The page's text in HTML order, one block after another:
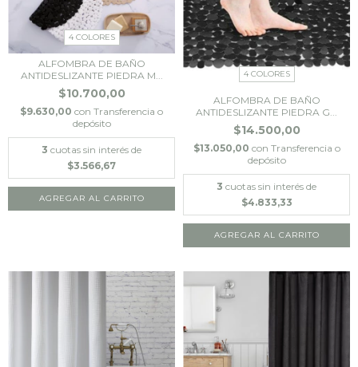
4 COLORES
ALFOMBRA DE BAÑO
ANTIDESLIZANTE PIEDRA M...
$10.700,00
$9.630,00 con Transferencia o
depósito
3 cuotas sin interés de
$3.566,67
AGREGAR AL CARRITO
4 COLORES
ALFOMBRA DE BAÑO
ANTIDESLIZANTE PIEDRA G...
$14.500,00
$13.050,00 con Transferencia o
depósito
3 cuotas sin interés de
$4.833,33
AGREGAR AL CARRITO